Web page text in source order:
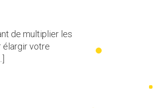
de multiplier les
élargir votre